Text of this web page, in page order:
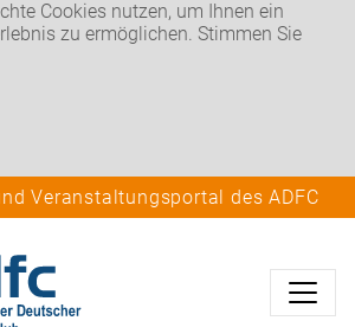
Cookies nutzen, um Ihnen ein
zu ermöglichen. Stimmen Sie
Veranstaltungsportal des ADFC